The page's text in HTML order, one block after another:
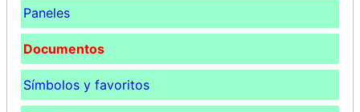
Paneles
Documentos
Símbolos y favoritos